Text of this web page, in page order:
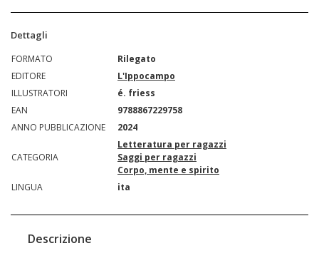
Dettagli
FORMATO
Rilegato
EDITORE
L'Ippocampo
ILLUSTRATORI
é. friess
EAN
9788867229758
ANNO PUBBLICAZIONE
2024
CATEGORIA
Letteratura per ragazzi
Saggi per ragazzi
Corpo, mente e spirito
LINGUA
ita
Descrizione